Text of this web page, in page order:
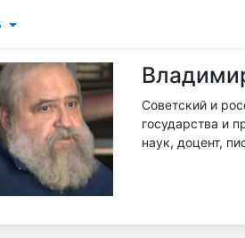
Советский и
государства и
наук, доцент,